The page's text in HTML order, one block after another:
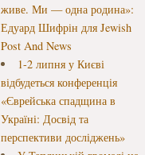
живе. Ми — одна родина»:
Едуард Шифрін для Jewish
Post And News
1-2 липня у Києві
відбудеться конференція
«Єврейська спадщина в
Україні: Досвід та
перспективи досліджень»